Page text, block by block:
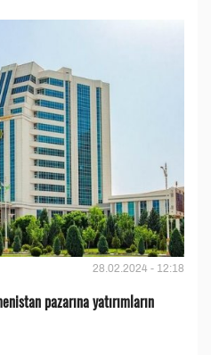
28.02.2024 - 12:18
pazarına yatırımların